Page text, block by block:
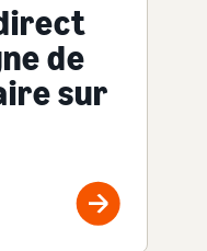
de
sur